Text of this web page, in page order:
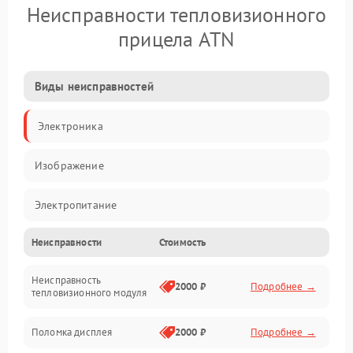
Неисправности тепловизионного
прицела ATN
Виды неисправностей
Электроника
Изображение
Электропитание
Измерения
Матрица
Неисправности Стоимость
Неисправность
тепловизионного модуля
2000 ₽ Подробнее →
Поломка дисплея 2000 ₽ Подробнее →